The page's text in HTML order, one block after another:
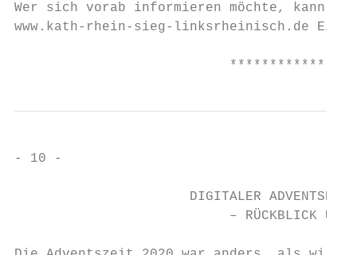
Wer sich vorab informieren möchte, kann in
www.kath-rhein-sieg-linksrheinisch.de
- 10 -
DIGITALER
– RÜCKBLICK UND